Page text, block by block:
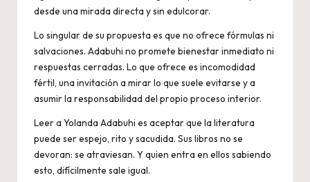
desde una mirada directa y sin edulcorar.
Lo singular de su propuesta es que no ofrece fórmulas ni
salvaciones. Adabuhi no promete bienestar inmediato ni
respuestas cerradas. Lo que ofrece es incomodidad
fértil, una invitación a mirar lo que suele evitarse y a
asumir la responsabilidad del propio proceso interior.
Leer a Yolanda Adabuhi es aceptar que la literatura
puede ser espejo, rito y sacudida. Sus libros no se
devoran: se atraviesan. Y quien entra en ellos sabiendo
esto, difícilmente sale igual.